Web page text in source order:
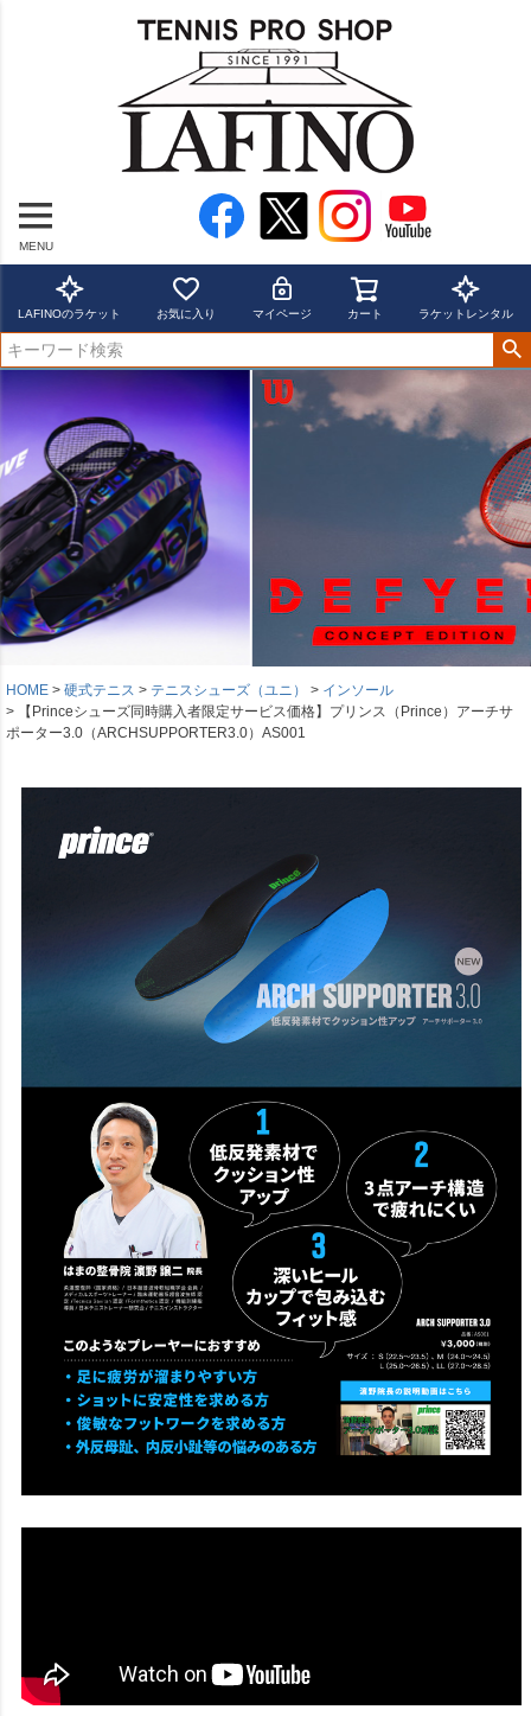
MENU
LAFINOのラケット お気に入り マイページ カート ラケットレンタル
HOME 硬式テニス テニスシューズ（ユニ）
インソール
【Princeシューズ同時購入者限定サービス価格】プリンス（Prince）アーチサ
ポーター3.0（ARCHSUPPORTER3.0）AS001